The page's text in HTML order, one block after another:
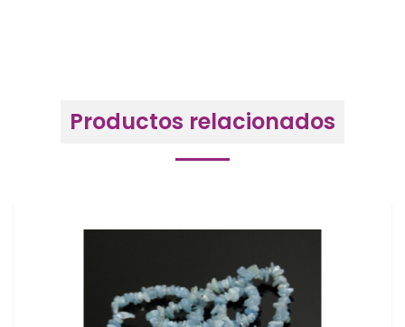
Productos relacionados